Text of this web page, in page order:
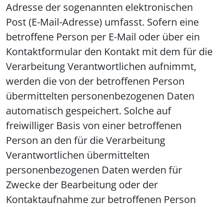
Adresse der sogenannten elektronischen
Post (E-Mail-Adresse) umfasst. Sofern eine
betroffene Person per E-Mail oder über ein
Kontaktformular den Kontakt mit dem für die
Verarbeitung Verantwortlichen aufnimmt,
werden die von der betroffenen Person
übermittelten personenbezogenen Daten
automatisch gespeichert. Solche auf
freiwilliger Basis von einer betroffenen
Person an den für die Verarbeitung
Verantwortlichen übermittelten
personenbezogenen Daten werden für
Zwecke der Bearbeitung oder der
Kontaktaufnahme zur betroffenen Person